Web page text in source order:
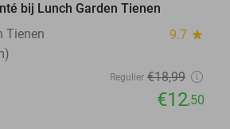
bij Lunch Garden Tienen
Tienen
9.7 star
Regulier €18,99
€12,50